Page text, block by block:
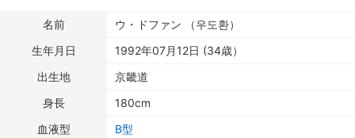
名前
ウ・ドファン （우도환）
生年月日
1992年07月12日 (34歳）
出生地
京畿道
身長
180cm
血液型
B型